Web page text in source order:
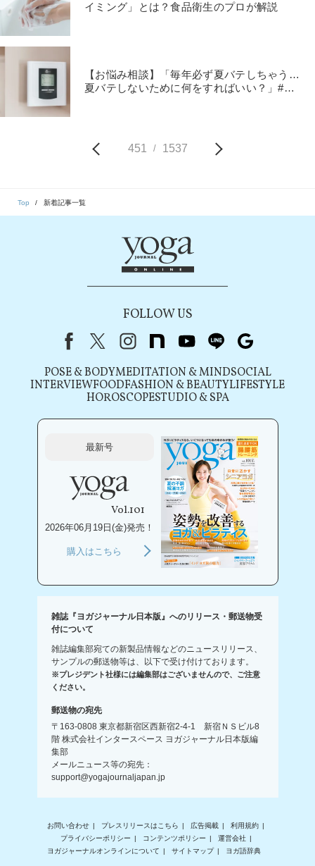
イミング」とは？食品衛生のプロが解説
【お悩み相談】「毎年必ず夏バテしちゃう…
夏バテしないために何をすればいい？」#毒
451 / 1537
Top 新着記事一覧
FOLLOW US
FacebookX（旧Twitter）
instagram
note youtubeline
POSE & BODYMEDITATION & MINDSOCIAL
INTERVIEWFOODFASHION & BEAUTYLIFESTYLE
HOROSCOPESTUDIO & SPA
最新号
Vol.101
2026年06月19日(金)発売！
購入はこちら
雑誌『ヨガジャーナル日本版』へのリリース・郵送物受
付について
雑誌編集部宛ての新製品情報などのニュースリリース、
サンプルの郵送物等は、以下で受け付けております。
※プレジデント社様には編集部はございませんので、ご注意
ください。
郵送物の宛先
〒163-0808 東京都新宿区西新宿2-4-1 新宿ＮＳビル8
階 株式会社インタースペース ヨガジャーナル日本版編
集部
メールニュース等の宛先：
support@yogajournaljapan.jp
お問い合わせ プレスリリースはこちら 広告掲載
利用規約
プライバシーポリシー
コンテンツポリシー
運営会社
ヨガジャーナルオンラインについて
サイトマップ ヨガ語辞典